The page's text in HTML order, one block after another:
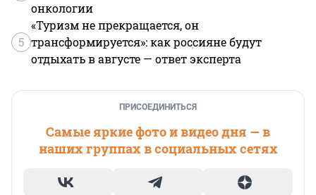
онкологии
5
«Туризм не прекращается, он
трансформируется»: как россияне будут
отдыхать в августе — ответ эксперта
ПРИСОЕДИНИТЬСЯ
Самые яркие фото и видео дня — в
наших группах в социальных сетях